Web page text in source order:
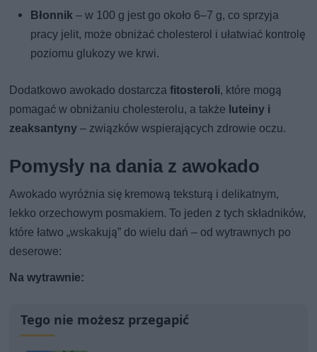
Błonnik – w 100 g jest go około 6–7 g, co sprzyja
pracy jelit, może obniżać cholesterol i ułatwiać kontrolę
poziomu glukozy we krwi.
Dodatkowo awokado dostarczafitosteroli, które mogą
pomagać w obniżaniu cholesterolu, a także luteiny i
zeaksantyny – związków wspierających zdrowie oczu.
Pomysły na dania z awokado
Awokado wyróżnia się kremową teksturą i delikatnym,
lekko orzechowym posmakiem. To jeden z tych składników,
które łatwo „wskakują” do wielu dań – od wytrawnych po
deserowe:
Na wytrawnie:
Tego nie możesz przegapić